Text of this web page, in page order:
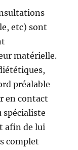
etc) sont
matérielle.
préalable
en contact
spécialiste
afin de lui
complet